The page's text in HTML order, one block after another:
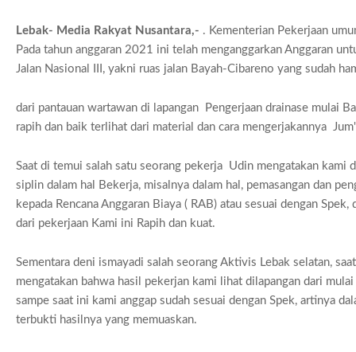
Lebak- Media Rakyat Nusantara,- . Kementerian Pekerjaan
Pada tahun anggaran 2021 ini telah menganggarkan Anggaran
Jalan Nasional III, yakni ruas jalan Bayah-Cibareno yang sudah
dari pantauan wartawan di lapangan Pengerjaan drainase mulai
rapih dan baik terlihat dari material dan cara mengerjakannya
Saat di temui salah satu seorang pekerja Udin mengatakan kami
siplin dalam hal Bekerja, misalnya dalam hal, pemasangan dan
kepada Rencana Anggaran Biaya ( RAB) atau sesuai dengan
dari pekerjaan Kami ini Rapih dan kuat.
Sementara deni ismayadi salah seorang Aktivis Lebak selatan,
mengatakan bahwa hasil pekerjan kami lihat dilapangan dari
sampe saat ini kami anggap sudah sesuai dengan Spek, artinya
terbukti hasilnya yang memuaskan.